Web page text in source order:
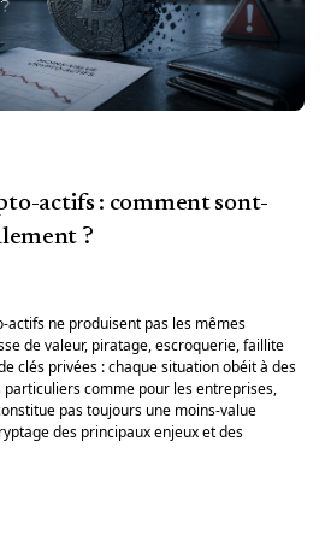
actifs : comment sont-
?
actifs ne produisent pas les mêmes
de valeur, piratage, escroquerie, faillite
clés privées : chaque situation obéit à des
particuliers comme pour les entreprises,
pas toujours une moins-value
des principaux enjeux et des